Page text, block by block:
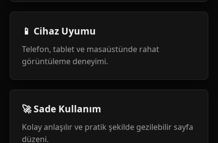
📱 Cihaz Uyumu
Telefon, tablet ve masaüstünde rahat
görüntüleme deneyimi.
🚀 Sade Kullanım
Kolay anlaşılır ve pratik şekilde gezilebilir sayfa
düzeni.